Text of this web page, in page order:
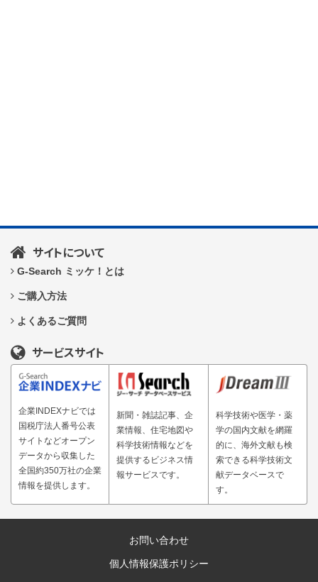
サイトについて
G-Search ミッケ！とは
ご購入方法
よくあるご質問
サービスサイト
企業INDEXナビでは
国税庁法人番号公表
サイトなどオープン
データから収集した
全国約350万社の企業
情報を提供します。
新聞・雑誌記事、企
業情報、住宅地図や
科学技術情報などを
提供するビジネス情
報サービスです。
科学技術や医学・薬
学の国内文献を網羅
的に、海外文献も検
索できる科学技術文
献データベースで
す。
お問い合わせ
個人情報保護ポリシー